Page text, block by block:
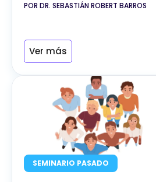
POR DR. SEBASTIÁN ROBERT BARROS
Ver más
SEMINARIO PASADO